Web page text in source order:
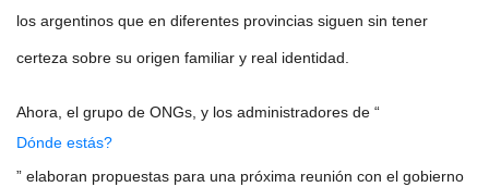
los argentinos que en diferentes provincias siguen sin tener
certeza sobre su origen familiar y real identidad.
Ahora, el grupo de ONGs, y los administradores de “
Dónde estás?
” elaboran propuestas para una próxima reunión con el gobierno